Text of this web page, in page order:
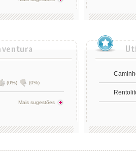
(0%) (0%)
Mais sugestões